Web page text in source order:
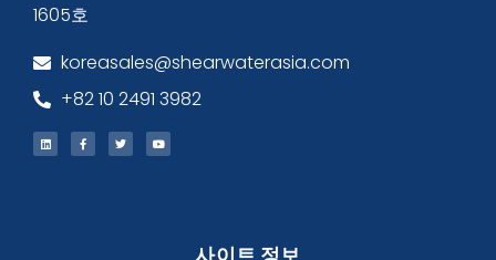
1605호
koreasales@shearwaterasia.com
+82 10 2491 3982